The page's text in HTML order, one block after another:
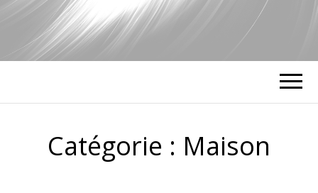
Catégorie : Maison